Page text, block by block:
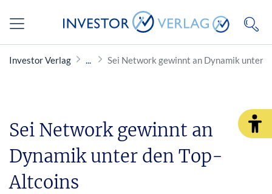
Investor Verlag Sei Network gewinnt an Dynamik unter
Sei Network gewinnt an
Dynamik unter den Top-
Altcoins